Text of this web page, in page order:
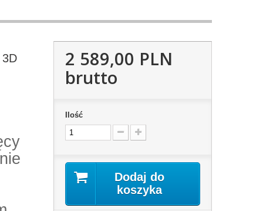
2 589,00 PLN
brutto
Ilość
Dodaj do
koszyka